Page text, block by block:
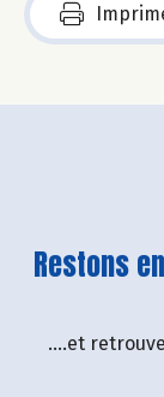
Restons
....et